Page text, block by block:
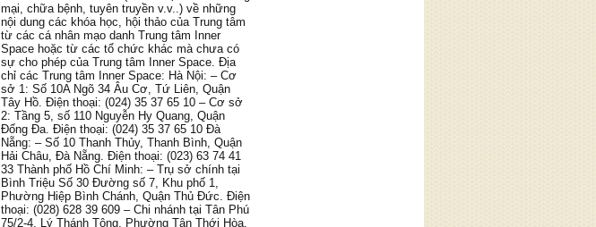
mại, chữa bệnh, tuyên truyền v.v..) về những
nội dung các khóa học, hội thảo của Trung tâm
từ các cá nhân mạo danh Trung tâm Inner
Space hoặc từ các tổ chức khác mà chưa có
sự cho phép của Trung tâm Inner Space. Địa
chỉ các Trung tâm Inner Space: Hà Nội: – Cơ
sở 1: Số 10A Ngõ 34 Âu Cơ, Tứ Liên, Quận
Tây Hồ. Điện thoại: (024) 35 37 65 10 – Cơ sở
2: Tầng 5, số 110 Nguyễn Hy Quang, Quận
Đống Đa. Điện thoại: (024) 35 37 65 10 Đà
Nẵng: – Số 10 Thanh Thủy, Thanh Bình, Quận
Hải Châu, Đà Nẵng. Điện thoại: (023) 63 74 41
33 Thành phố Hồ Chí Minh: – Trụ sở chính tại
Bình Triệu Số 30 Đường số 7, Khu phố 1,
Phường Hiệp Bình Chánh, Quận Thủ Đức. Điện
thoại: (028) 628 39 609 – Chi nhánh tại Tân Phú
75/2-4, Lý Thánh Tông, Phường Tân Thới Hòa,